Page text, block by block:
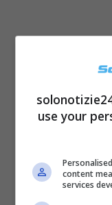
use your
content
services